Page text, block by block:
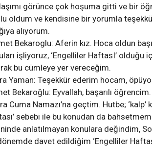
görünce çok hoşuma gitti ve bir
oldum ve kendisine bir yorumla
alıyorum.
Bekaroglu: Aferin kız. Hoca oldun
işliyoruz, ‘Engelliler HaftasI’ olduğu
bu cümleye yer vereceğim.
Yaman: Teşekkür ederim hocam,
Bekaroğlu: Eyvallah, başarılı
Cuma Namazı’na geçtim. Hutbe;
sebebi ile bu konudan da
anlatılmayan konulara değindim,
davet edildiğim ‘Engelliler
ve Kemerler –
Yolu Hikayesi
2 Bin Yıllık
ADMIN 6 AY ÖNCE